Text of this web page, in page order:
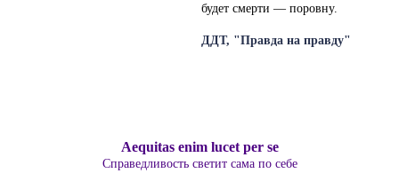
будет смерти — поровну.
ДДТ, "Правда на правду"
Aequitas enim lucet per se
Справедливость светит сама по себе